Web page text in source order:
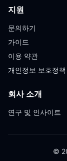
지원
문의하기
가이드
이용 약관
개인정보 보호정책
회사 소개
연구 및 인사이트
©